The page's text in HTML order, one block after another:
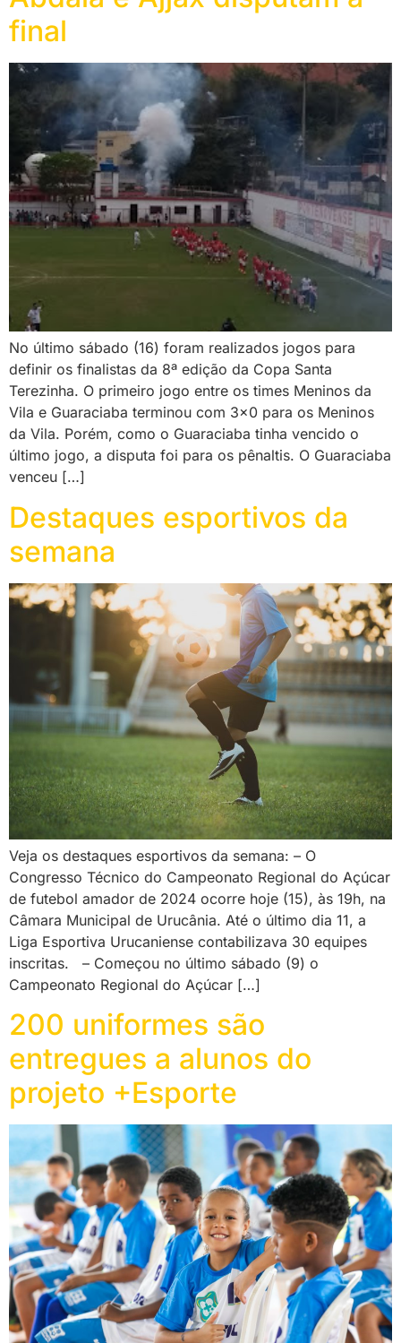
final
No último sábado (16) foram realizados jogos para
definir os finalistas da 8ª edição da Copa Santa
Terezinha. O primeiro jogo entre os times Meninos da
Vila e Guaraciaba terminou com 3×0 para os Meninos
da Vila. Porém, como o Guaraciaba tinha vencido o
último jogo, a disputa foi para os pênaltis. O Guaraciaba
venceu […]
Destaques esportivos da
semana
Veja os destaques esportivos da semana: – O
Congresso Técnico do Campeonato Regional do Açúcar
de futebol amador de 2024 ocorre hoje (15), às 19h, na
Câmara Municipal de Urucânia. Até o último dia 11, a
Liga Esportiva Urucaniense contabilizava 30 equipes
inscritas. – Começou no último sábado (9) o
Campeonato Regional do Açúcar […]
200 uniformes são
entregues a alunos do
projeto +Esporte